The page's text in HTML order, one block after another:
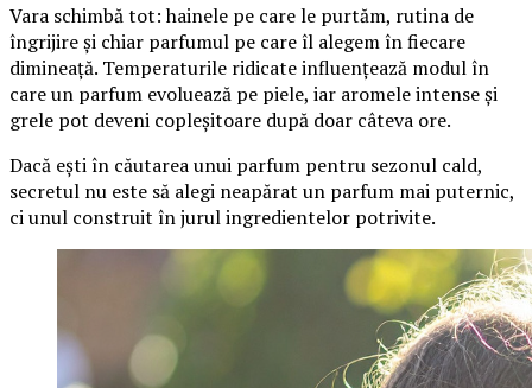
Vara schimbă tot: hainele pe care le purtăm, rutina de
îngrijire și chiar parfumul pe care îl alegem în fiecare
dimineață. Temperaturile ridicate influențează modul în
care un parfum evoluează pe piele, iar aromele intense și
grele pot deveni copleșitoare după doar câteva ore.
Dacă ești în căutarea unui parfum pentru sezonul cald,
secretul nu este să alegi neapărat un parfum mai puternic,
ci unul construit în jurul ingredientelor potrivite.